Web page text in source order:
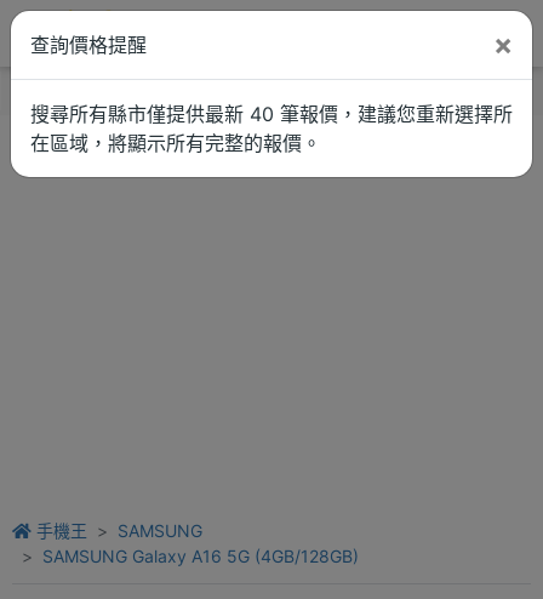
手機王
SAMSUNG
SAMSUNG Galaxy A16 5G (4GB/128GB)
查詢價格提醒 ×
搜尋所有縣市僅提供最新 40 筆報價，建議您重新選擇所
在區域，將顯示所有完整的報價。